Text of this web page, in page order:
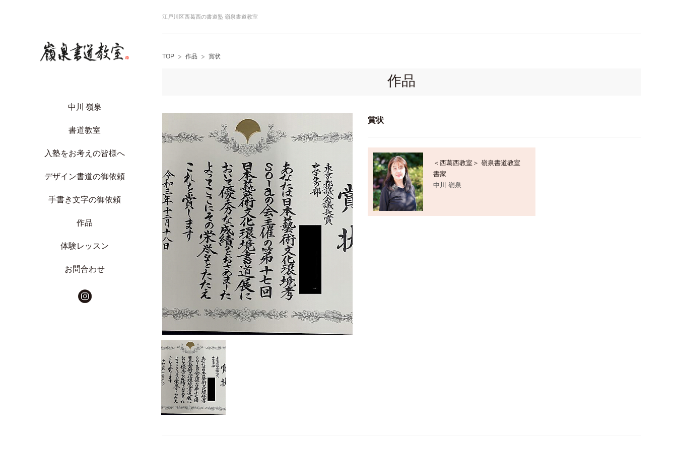
中川 嶺泉
書道教室
入塾をお考えの皆様へ
デザイン書道の御依頼
手書き文字の御依頼
作品
体験レッスン
お問合わせ
江戸川区西葛西の書道塾 嶺泉書道教室
TOP 作品 賞状
作品
賞状
＜西葛西教室＞ 嶺泉書道教室
書家
中川 嶺泉